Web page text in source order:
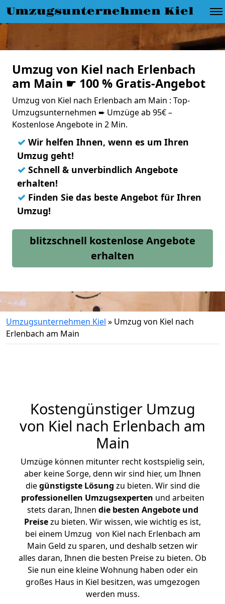
Umzugsunternehmen Kiel
Umzug von Kiel nach Erlenbach
am Main ☛ 100 % Gratis-Angebot
Umzug von Kiel nach Erlenbach am Main : Top-
Umzugsunternehmen ➨ Umzüge ab 95€ –
Kostenlose Angebote in 2 Min.
✓ Wir helfen Ihnen, wenn es um Ihren
Umzug geht!
✓ Schnell & unverbindlich Angebote
erhalten!
✓ Finden Sie das beste Angebot für Ihren
Umzug!
blitzschnell kostenlose Angebote
erhalten
Umzugsunternehmen Kiel » Umzug von Kiel nach
Erlenbach am Main
Kostengünstiger Umzug
von Kiel nach Erlenbach am
Main
Umzüge können mitunter recht kostspielig sein,
aber keine Sorge, denn wir sind hier, um Ihnen
diegünstigste Lösung zu bieten. Wir sind die
professionellen Umzugsexperten und arbeiten
stets daran, Ihnen die besten Angebote und
Preisezu bieten. Wir wissen, wie wichtig es ist,
bei einem Umzug von Kiel nach Erlenbach am
Main Geld zu sparen, und deshalb setzen wir
alles daran, Ihnen die besten Preise zu bieten. Ob
Sie nun eine kleine Wohnung haben oder ein
großes Haus in Kiel besitzen, was umgezogen
werden muss.